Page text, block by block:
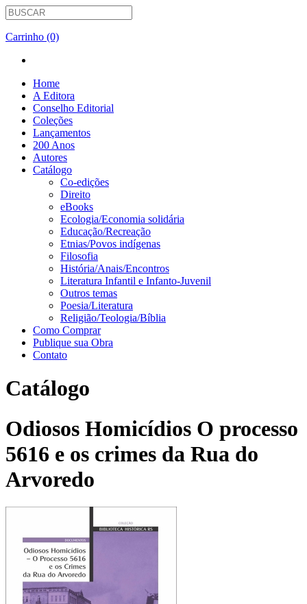
Carrinho (0)
Home
A Editora
Conselho Editorial
Coleções
Lançamentos
200 Anos
Autores
Catálogo
Co-edições
Direito
eBooks
Ecologia/Economia solidária
Educação/Recreação
Etnias/Povos indígenas
Filosofia
História/Anais/Encontros
Literatura Infantil e Infanto-Juvenil
Outros temas
Poesia/Literatura
Religião/Teologia/Bíblia
Como Comprar
Publique sua Obra
Contato
Catálogo
Odiosos Homicídios O processo
5616 e os crimes da Rua do
Arvoredo